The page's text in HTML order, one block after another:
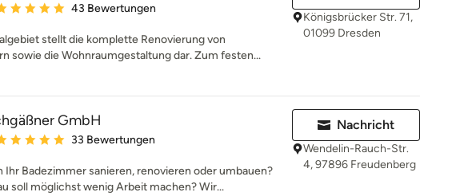
Bewertung: 5 von 5 Sternen
43 Bewertungen
stellt die komplette Renovierung von
sowie die Wohnraumgestaltung dar. Zum festen...
Königsbrücker Str. 71,
01099 Dresden
GmbH
Bewertung: 5 von 5 Sternen
33 Bewertungen
Ihr Badezimmer sanieren, renovieren oder umbauen?
soll möglichst wenig Arbeit machen? Wir...
Nachricht
Wendelin-Rauch-Str.
4, 97896 Freudenberg